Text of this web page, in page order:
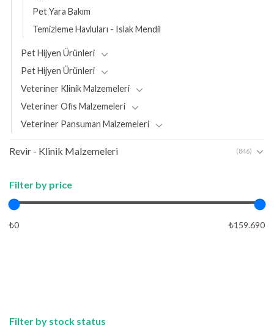
Pet Yara Bakım
Temizleme Havluları - Islak Mendil
Pet Hijyen Ürünleri
Pet Hijyen Ürünleri
Veteriner Klinik Malzemeleri
Veteriner Ofis Malzemeleri
Veteriner Pansuman Malzemeleri
Revir - Klinik Malzemeleri (846)
Filter by price
₺0 ₺159.690
Filter by stock status